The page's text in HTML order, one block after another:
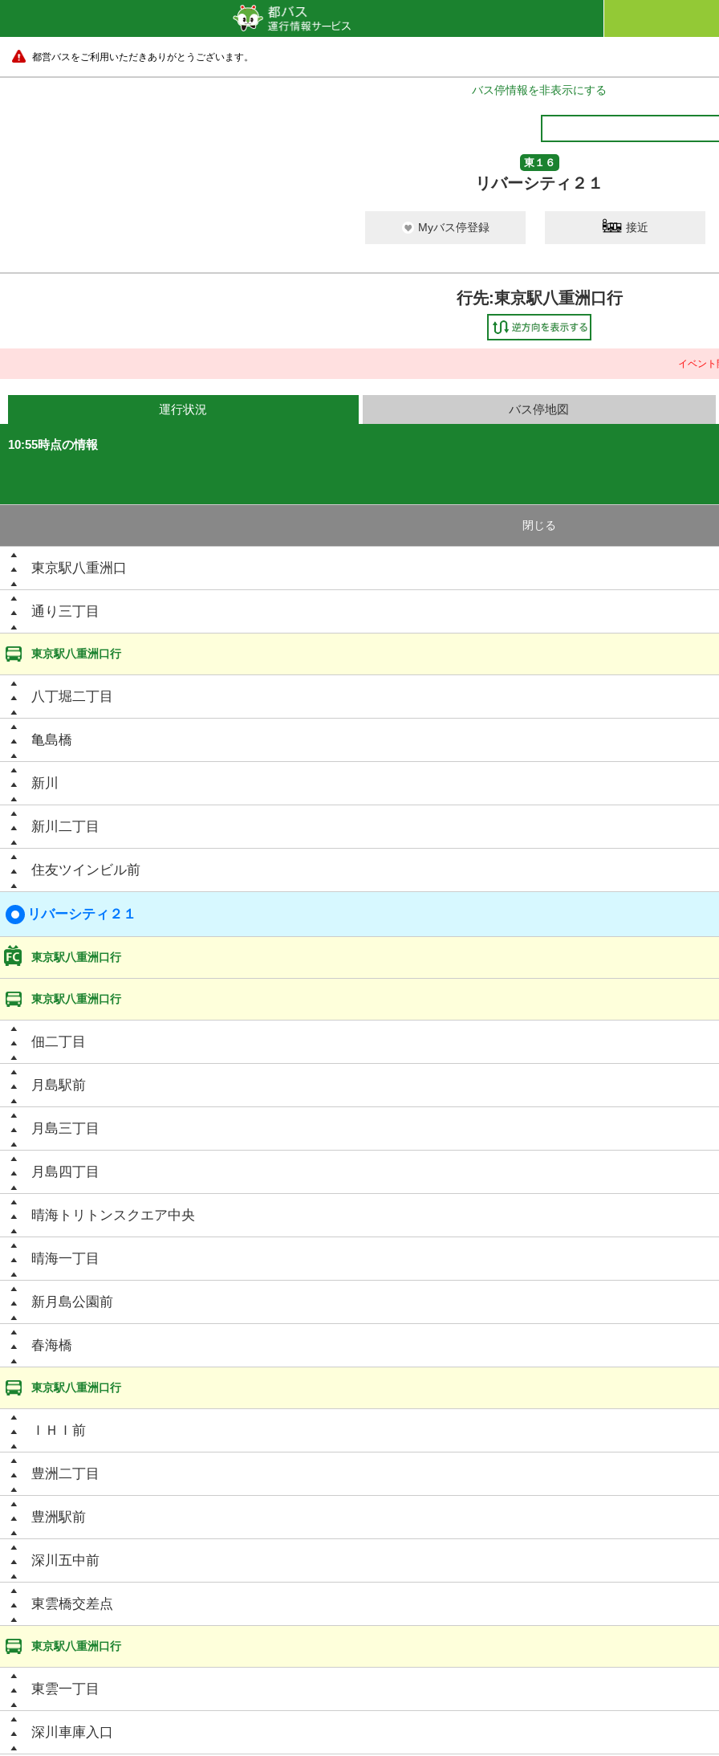
都営バスをご利用いただきありがとうございます。
バス停情報を非表示にする
東１６
リバーシティ２１
Myバス停登録 接近
行先:東京駅八重洲口行
イベント開催時
運行状況 バス停地図
10:55時点の情報
閉じる
東京駅八重洲口
通り三丁目
東京駅八重洲口行
八丁堀二丁目
亀島橋
新川
新川二丁目
住友ツインビル前
リバーシティ２１
東京駅八重洲口行
東京駅八重洲口行
佃二丁目
月島駅前
月島三丁目
月島四丁目
晴海トリトンスクエア中央
晴海一丁目
新月島公園前
春海橋
東京駅八重洲口行
ＩＨＩ前
豊洲二丁目
豊洲駅前
深川五中前
東雲橋交差点
東京駅八重洲口行
東雲一丁目
深川車庫入口